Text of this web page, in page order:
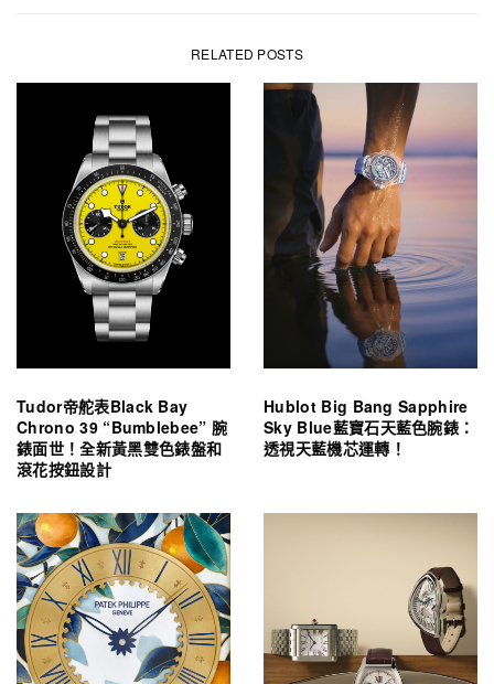
RELATED POSTS
Tudor帝舵表Black Bay
Chrono 39 “Bumblebee” 腕
錶面世！全新黃黑雙色錶盤和
滾花按鈕設計
Hublot Big Bang Sapphire
Sky Blue藍寶石天藍色腕錶：
透視天藍機芯運轉！